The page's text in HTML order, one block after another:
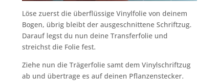
Löse zuerst die überflüssige Vinylfolie von deinem
Bogen, übrig bleibt der ausgeschnittene Schriftzug.
Darauf legst du nun deine Transferfolie und
streichst die Folie fest.
Ziehe nun die Trägerfolie samt dem Vinylschriftzug
ab und übertrage es auf deinen Pflanzenstecker.